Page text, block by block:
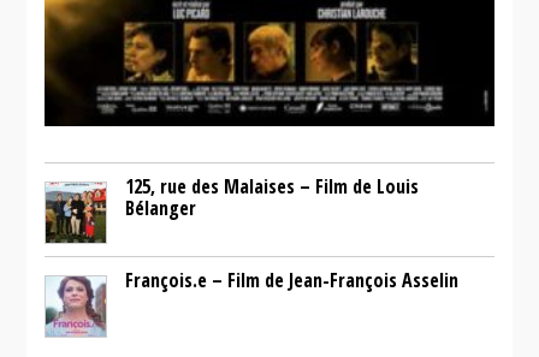
125, rue des Malaises – Film de Louis
Bélanger
François.e – Film de Jean-François Asselin